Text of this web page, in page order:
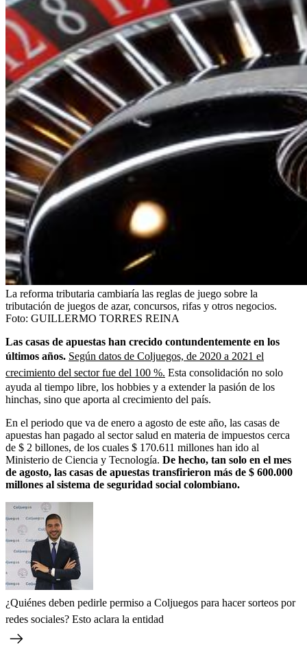
La reforma tributaria cambiaría las reglas de juego sobre la
tributación de juegos de azar, concursos, rifas y otros negocios.
Foto: GUILLERMO TORRES REINA
Las casas de apuestas han crecido contundentemente en los
últimos años. Según datos de Coljuegos, de 2020 a 2021 el
crecimiento del sector fue del 100 %. Esta consolidación no solo
ayuda al tiempo libre, los hobbies y a extender la pasión de los
hinchas, sino que aporta al crecimiento del país.
En el periodo que va de enero a agosto de este año, las casas de
apuestas han pagado al sector salud en materia de impuestos cerca
de $ 2 billones, de los cuales $ 170.611 millones han ido al
Ministerio de Ciencia y Tecnología. De hecho, tan solo en el mes
de agosto, las casas de apuestas transfirieron más de $ 600.000
millones al sistema de seguridad social colombiano.
¿Quiénes deben pedirle permiso a Coljuegos para hacer sorteos por
redes sociales? Esto aclara la entidad